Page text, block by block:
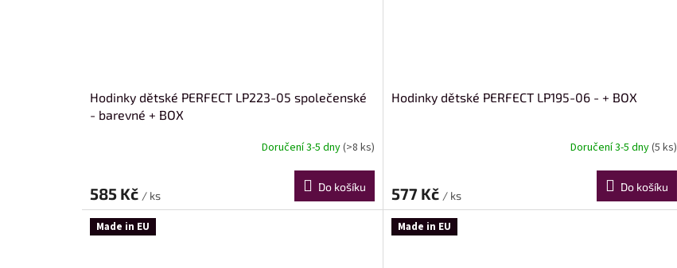
Hodinky dětské PERFECT LP223-05 společenské
- barevné + BOX
Doručení 3-5 dny(>8 ks)
585 Kč / ks
Do košíku
Hodinky dětské PERFECT LP195-06 - + BOX
Doručení 3-5 dny(5 ks)
577 Kč / ks
Do košíku
Made in EU Made in EU